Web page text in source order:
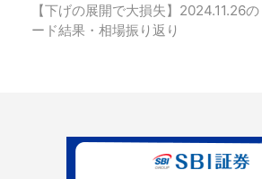
【下げの展開で大損失】2024.11.26の
ード結果・相場振り返り